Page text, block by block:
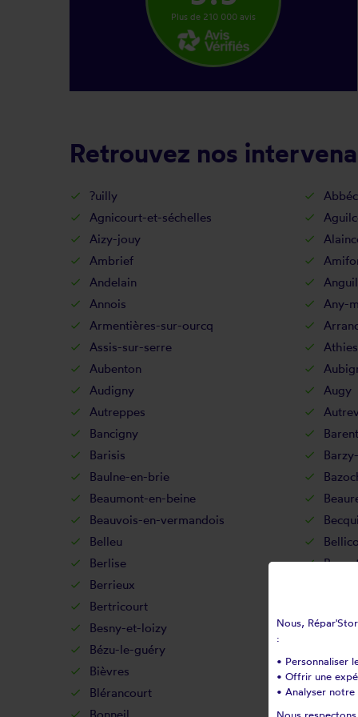
Plus de 210 000 avis
Retrouvez nos
?uilly
Agnicourt-et-séchelles
Aizy-jouy
Ambrief
Andelain
Annois
Any-
Armentières-sur-ourcq
Assis-sur-serre
Aubenton
Audigny
Augy
Autreppes
Bancigny
Barisis
Baulne-en-brie
Beaumont-en-beine
Beauvois-en-vermandois
Belleu
Berlise
Berrieux
Bertricourt
Besny-et-loizy
Bézu-le-guéry
Bièvres
Billy-
Blérancourt
Nous,
:
• Personnaliser
• Offrir une
• Analyser notre